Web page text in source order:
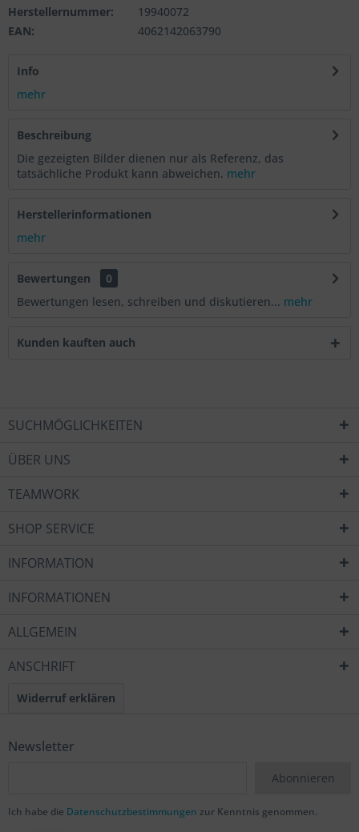
Herstellernummer:
19940072
EAN:
4062142063790
Info
mehr
Beschreibung
Die gezeigten Bilder dienen nur als Referenz, das
tatsächliche Produkt kann abweichen. mehr
Herstellerinformationen
mehr
Bewertungen
0
Bewertungen lesen, schreiben und diskutieren... mehr
Kunden kauften auch
SUCHMÖGLICHKEITEN
ÜBER UNS
TEAMWORK
SHOP SERVICE
INFORMATION
INFORMATIONEN
ALLGEMEIN
ANSCHRIFT
Widerruf erklären
Newsletter
Abonnieren
Ich habe die Datenschutzbestimmungen zur Kenntnis genommen.